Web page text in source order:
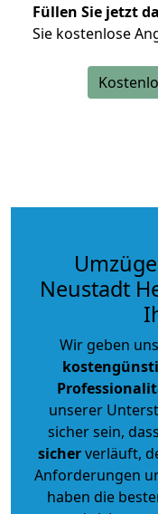
Füllen Sie jetzt
Sie kostenlose
Neustadt
Wir geben
unserer
sicher sein,
sicherverläuft,
Anforderungen
haben die